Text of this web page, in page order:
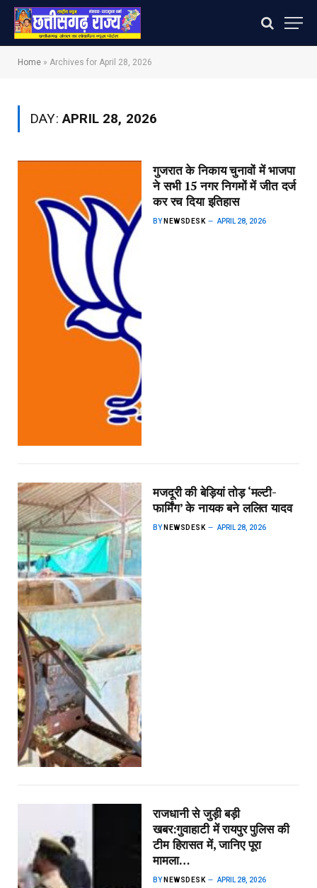
Home » Archives for April 28, 2026
DAY:APRIL 28, 2026
गुजरात के निकाय चुनावों में भाजपा
ने सभी 15 नगर निगमों में जीत दर्ज
कर रच दिया इतिहास
BY NEWSDESK APRIL 28, 2026
मजदूरी की बेड़ियां तोड़ ‘मल्टी-
फार्मिंग’ के नायक बने ललित यादव
BY NEWSDESK APRIL 28, 2026
राजधानी से जुड़ी बड़ी
खबर:गुवाहाटी में रायपुर पुलिस की
टीम हिरासत में, जानिए पूरा
मामला…
BY NEWSDESK APRIL 28, 2026